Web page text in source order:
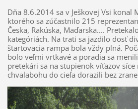
Dňa 8.6.2014 sa v Ješkovej Vsi konal
ktorého sa zúčastnilo 215
Česka, Rakúska, Maďarska....
kategóriách. Na trati sa jazdilo dosť
štartovacia rampa bola vždy plná.
bolo veľmi vrtkavé a poradia sa
pretekári sa na stupienok víťazov
chvalabohu do cieľa dorazili bez